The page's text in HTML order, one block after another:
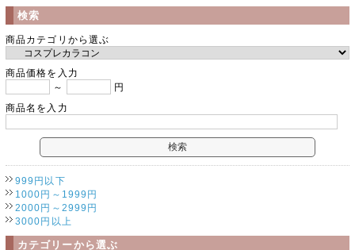
検索
商品カテゴリから選ぶ
商品価格を入力
～
円
商品名を入力
999円以下
1000円～1999円
2000円～2999円
3000円以上
カテゴリーから選ぶ